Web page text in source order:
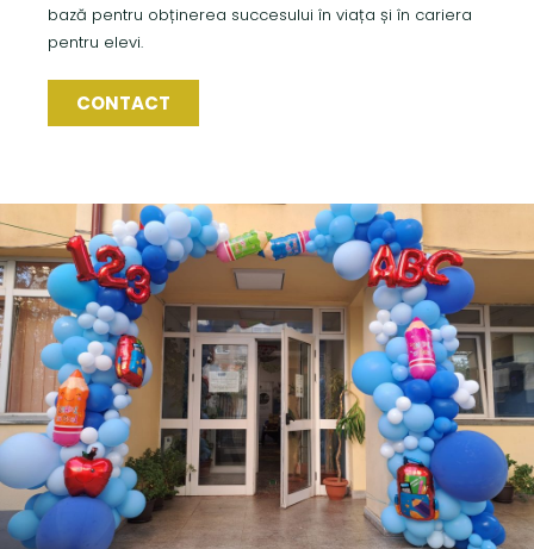
bază pentru obținerea succesului în viața și în cariera
pentru elevi.
CONTACT